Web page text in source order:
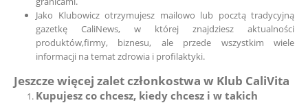
Jako Klubowicz otrzymujesz mailowo lub pocztą tradycyjną
gazetkę CaliNews, w której znajdziesz aktualności
produktów,firmy, biznesu, ale przede wszystkim wiele
informacji na temat zdrowia i profilaktyki.
Jeszcze więcej zalet członkostwa w Klub CaliVita
Kupujesz co chcesz, kiedy chcesz i w takich